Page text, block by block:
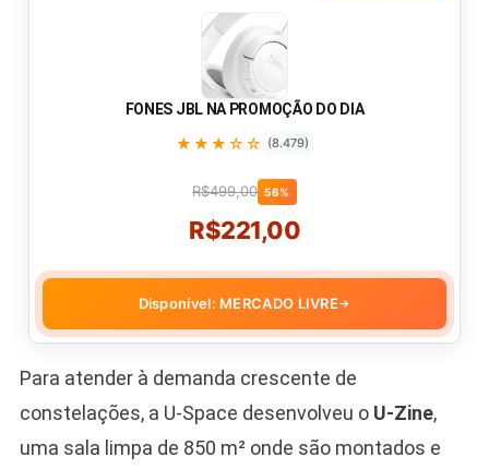
FONES JBL NA PROMOÇÃO DO DIA
★★★☆☆ (8.479)
R$499,00 56%
R$221,00
Disponível: MERCADO LIVRE→
Para atender à demanda crescente de
constelações, a U-Space desenvolveu o U-Zine,
uma sala limpa de 850 m² onde são montados e